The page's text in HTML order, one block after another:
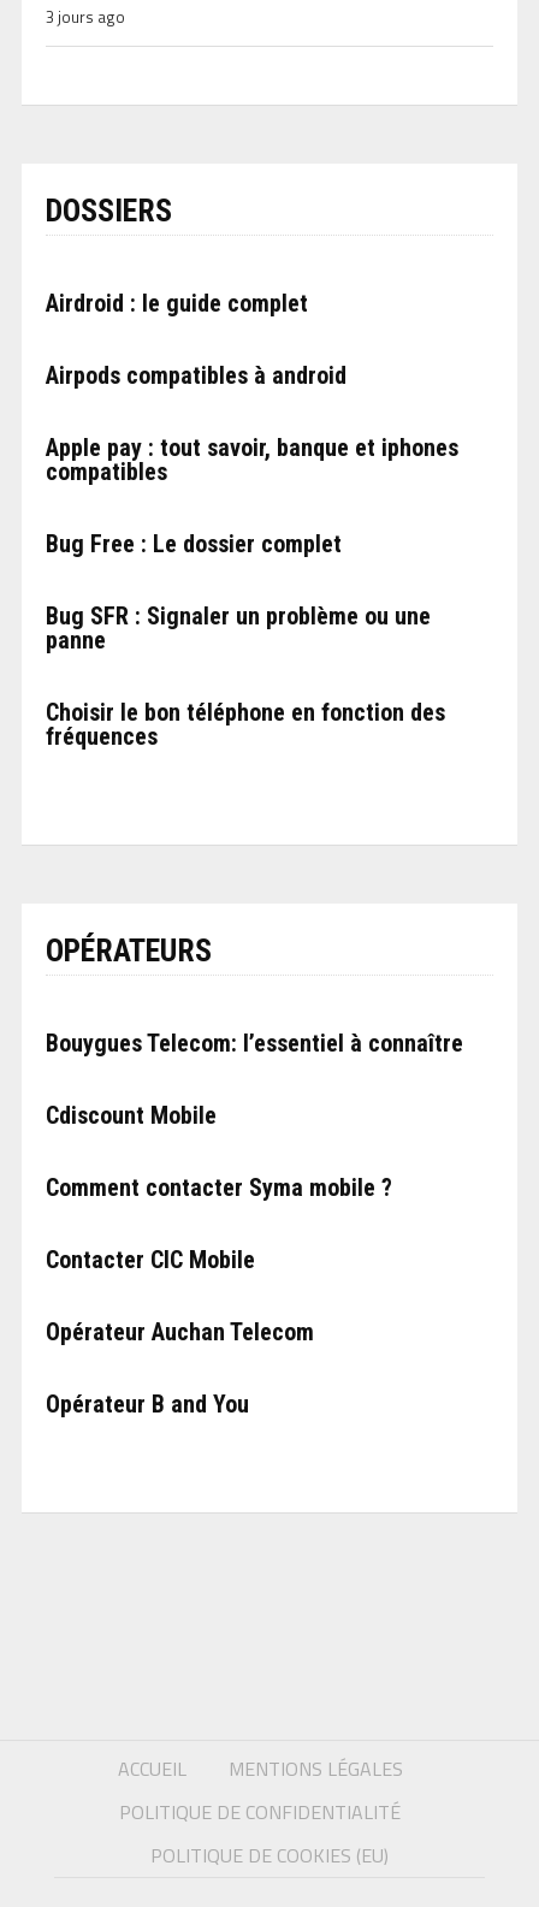
3 jours ago
DOSSIERS
Airdroid : le guide complet
Airpods compatibles à android
Apple pay : tout savoir, banque et iphones
compatibles
Bug Free : Le dossier complet
Bug SFR : Signaler un problème ou une
panne
Choisir le bon téléphone en fonction des
fréquences
OPÉRATEURS
Bouygues Telecom: l’essentiel à connaître
Cdiscount Mobile
Comment contacter Syma mobile ?
Contacter CIC Mobile
Opérateur Auchan Telecom
Opérateur B and You
ACCUEIL
MENTIONS LÉGALES
POLITIQUE DE CONFIDENTIALITÉ
POLITIQUE DE COOKIES (EU)